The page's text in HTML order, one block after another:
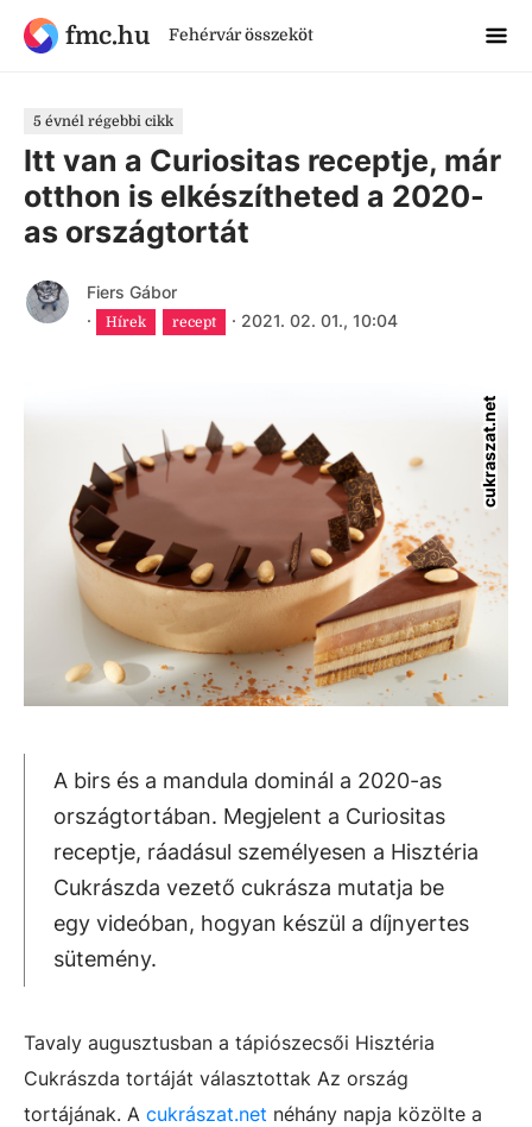
fmc.hu Fehérvár összeköt
5 évnél régebbi cikk
Itt van a Curiositas receptje, már
otthon is elkészítheted a 2020-
as országtortát
Fiers Gábor
·
Hírek recept · 2021. 02. 01., 10:04
cukraszat.net
A birs és a mandula dominál a 2020-as
országtortában. Megjelent a Curiositas
receptje, ráadásul személyesen a Hisztéria
Cukrászda vezető cukrásza mutatja be
egy videóban, hogyan készül a díjnyertes
sütemény.
Tavaly augusztusban a tápiószecsői Hisztéria
Cukrászda tortáját választottak Az ország
tortájának. A cukrászat.net néhány napja közölte a